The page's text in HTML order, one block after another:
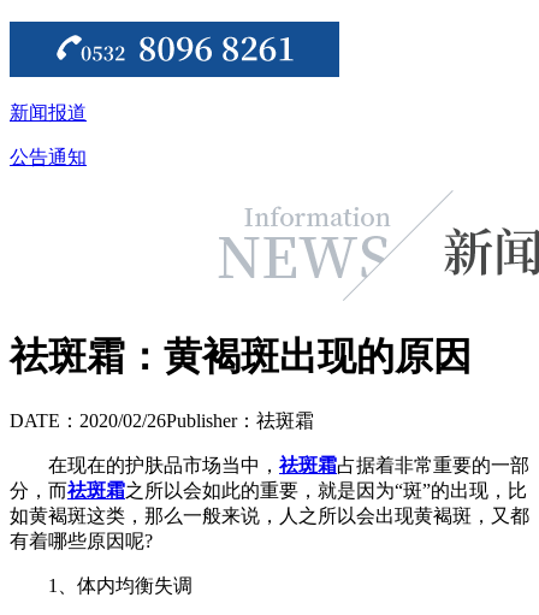
新闻报道
公告通知
祛斑霜：黄褐斑出现的原因
DATE：2020/02/26Publisher：祛斑霜
在现在的护肤品市场当中，祛斑霜占据着非常重要的一部
分，而祛斑霜之所以会如此的重要，就是因为“斑”的出现，比
如黄褐斑这类，那么一般来说，人之所以会出现黄褐斑，又都
有着哪些原因呢?
1、体内均衡失调